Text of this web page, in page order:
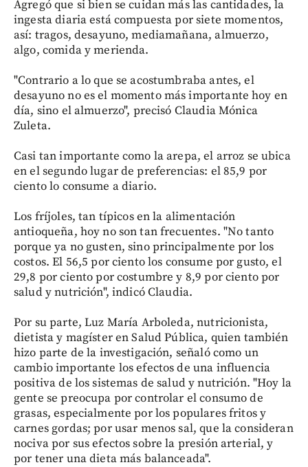
Agregó que si bien se cuidan más las cantidades, la
ingesta diaria está compuesta por siete momentos,
así: tragos, desayuno, mediamañana, almuerzo,
algo, comida y merienda.
"Contrario a lo que se acostumbraba antes, el
desayuno no es el momento más importante hoy en
día, sino el almuerzo", precisó Claudia Mónica
Zuleta.
Casi tan importante como la arepa, el arroz se ubica
en el segundo lugar de preferencias: el 85,9 por
ciento lo consume a diario.
Los fríjoles, tan típicos en la alimentación
antioqueña, hoy no son tan frecuentes. "No tanto
porque ya no gusten, sino principalmente por los
costos. El 56,5 por ciento los consume por gusto, el
29,8 por ciento por costumbre y 8,9 por ciento por
salud y nutrición", indicó Claudia.
Por su parte, Luz María Arboleda, nutricionista,
dietista y magíster en Salud Pública, quien también
hizo parte de la investigación, señaló como un
cambio importante los efectos de una influencia
positiva de los sistemas de salud y nutrición. "Hoy la
gente se preocupa por controlar el consumo de
grasas, especialmente por los populares fritos y
carnes gordas; por usar menos sal, que la consideran
nociva por sus efectos sobre la presión arterial, y
por tener una dieta más balanceada".